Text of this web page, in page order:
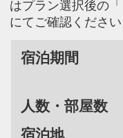
はプラン選択後の
にてご確認ください
宿泊期間
人数・部屋数
宿泊地